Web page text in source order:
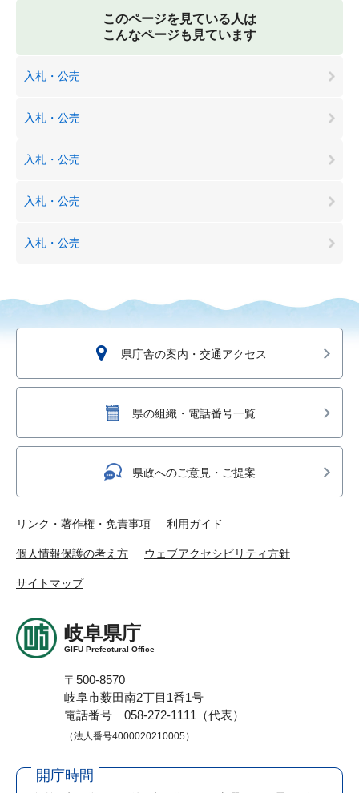
このページを見ている人は
こんなページも見ています
入札・公売
入札・公売
入札・公売
入札・公売
入札・公売
県庁舎の案内・交通アクセス
県の組織・電話番号一覧
県政へのご意見・ご提案
リンク・著作権・免責事項 利用ガイド
個人情報保護の考え方 ウェブアクセシビリティ方針
サイトマップ
岐阜県庁
GIFU Prefectural Office
〒500-8570
岐阜市薮田南2丁目1番1号
電話番号 058-272-1111（代表）
（法人番号4000020210005）
開庁時間